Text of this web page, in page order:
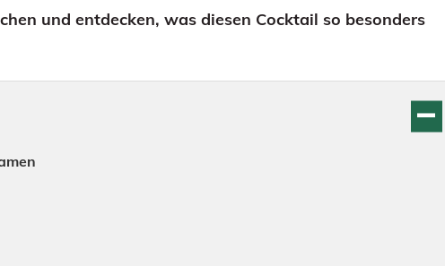
und entdecken, was diesen Cocktail so besonders